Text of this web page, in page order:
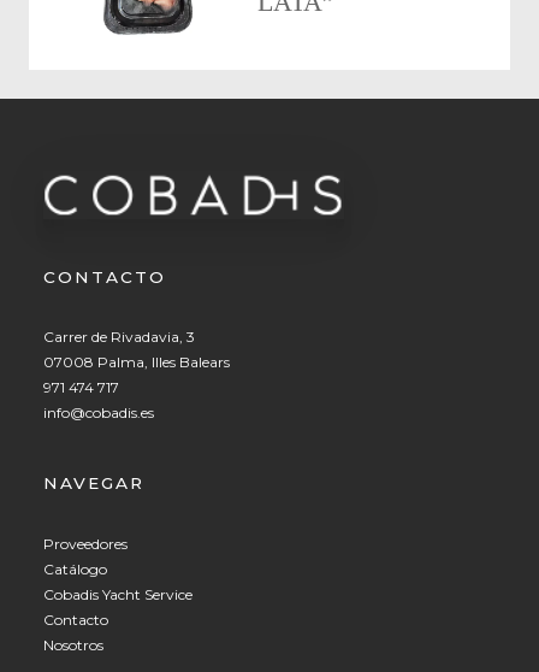
CONTACTO
Carrer de Rivadavia, 3
07008 Palma, Illes Balears
971 474 717
info@cobadis.es
NAVEGAR
Proveedores
Catálogo
Cobadis Yacht Service
Contacto
Nosotros